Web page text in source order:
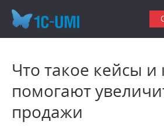
Что такое кейсы и
помогают
продажи